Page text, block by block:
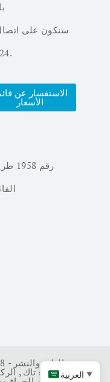
سنكون على
24 ساعة.
الاستفسار عن
الأسعار
رقم
© حقوق الطبع والنشر - 2018-2027: جميع الحقوق محفوظة.
سي ويفر ,طلاء تاك, العربية ▼